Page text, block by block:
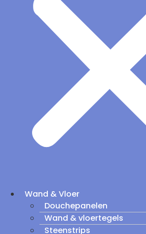
Wand & Vloer
Douchepanelen
Wand & vloertegels
Steenstrips